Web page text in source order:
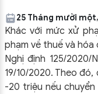
25 Tháng mười
Khác với mức xử
phạm về thuế và
Nghị định 125/
19/10/2020. Theo
-20 triệu nếu